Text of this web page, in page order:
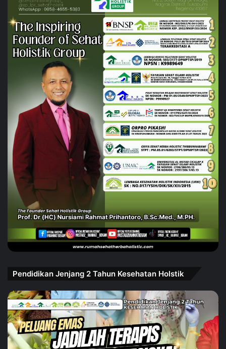
Pendidikan Jenjang 2 Tahun Kesehatan Holstik